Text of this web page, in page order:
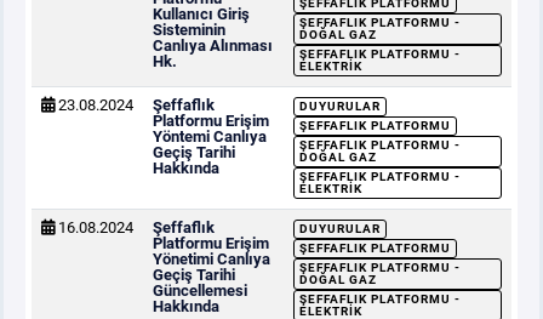
Kullanıcı Giriş
Sisteminin
Canlıya Alınması
Hk.
ŞEFFAFLIK PLATFORMU
ŞEFFAFLIK PLATFORMU -
DOĞAL GAZ
ŞEFFAFLIK PLATFORMU -
ELEKTRIK
23.08.2024
Şeffaflık
Platformu Erişim
Yöntemi Canlıya
Geçiş Tarihi
Hakkında
DUYURULAR
ŞEFFAFLIK PLATFORMU
ŞEFFAFLIK PLATFORMU -
DOĞAL GAZ
ŞEFFAFLIK PLATFORMU -
ELEKTRIK
16.08.2024
Şeffaflık
Platformu Erişim
Yönetimi Canlıya
Geçiş Tarihi
Güncellemesi
Hakkında
DUYURULAR
ŞEFFAFLIK PLATFORMU
ŞEFFAFLIK PLATFORMU -
DOĞAL GAZ
ŞEFFAFLIK PLATFORMU -
ELEKTRIK